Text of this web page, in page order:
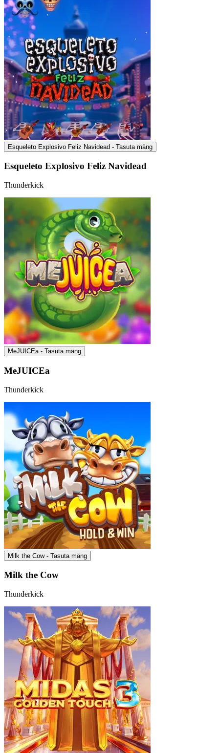
Esqueleto Explosivo Feliz Navidead - Tasuta mäng
Esqueleto Explosivo Feliz Navidead
Thunderkick
MeJUICEa - Tasuta mäng
MeJUICEa
Thunderkick
Milk the Cow - Tasuta mäng
Milk the Cow
Thunderkick